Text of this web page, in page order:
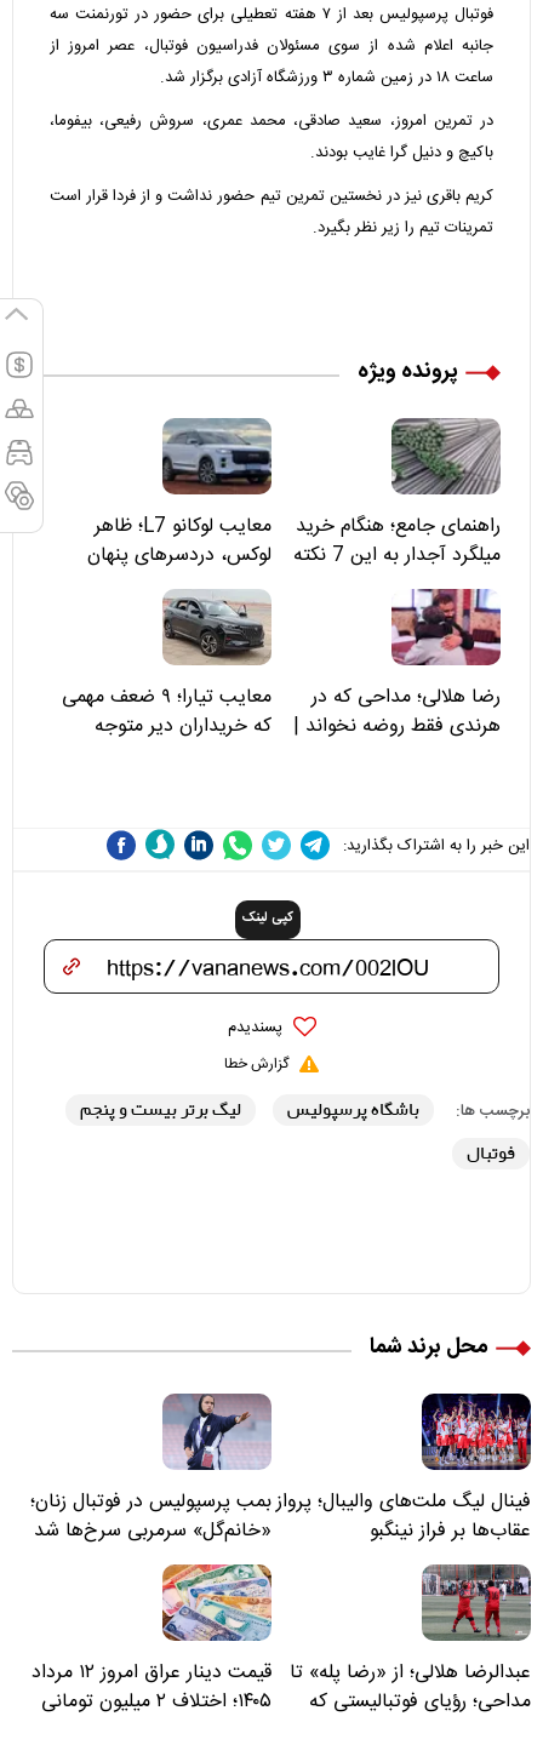
فوتبال پرسپولیس بعد از ۷ هفته تعطیلی برای حضور در تورنمنت سه
جانبه اعلام شده از سوی مسئولان فدراسیون فوتبال، عصر امروز از
ساعت ۱۸ در زمین شماره ۳ ورزشگاه آزادی برگزار شد.
در تمرین امروز، سعید صادقی، محمد عمری، سروش رفیعی، بیفوما،
باکیچ و دنیل گرا غایب بودند.
کریم باقری نیز در نخستین تمرین تیم حضور نداشت و از فردا قرار است
تمرینات تیم را زیر نظر بگیرد.
پرونده ویژه
راهنمای جامع؛ هنگام خرید
میلگرد آجدار به این 7 نکته
توجه کنید
معایب لوکانو L7؛ ظاهر
لوکس، دردسرهای پنهان
رضا هلالی؛ مداحی که در
هرندی فقط روضه نخواند |
معایب تیارا؛ ۹ ضعف مهمی
که خریداران دیر متوجه
این خبر را به اشتراک بگذارید:
کپی لینک
پسندیدم
گزارش خطا
برچسب ها: باشگاه پرسپولیس
لیگ برتر بیست و پنجم
فوتبال
محل برند شما
فینال لیگ ملت‌های والیبال؛ پرواز
عقاب‌ها بر فراز نینگبو
بمب پرسپولیس در فوتبال زنان؛
«خانم‌گل» سرمربی سرخ‌ها شد
عبدالرضا هلالی؛ از «رضا پله» تا
مداحی؛ رؤیای فوتبالیستی که
قیمت دینار عراق امروز ۱۲ مرداد
۱۴۰۵؛ اختلاف ۲ میلیون تومانی